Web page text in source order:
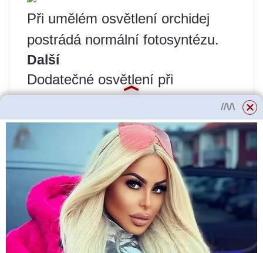
Při umělém osvětlení orchidej
postrádá normální fotosyntézu.
Další
Dodatečné osvětlení při
množství přirozeného světla.
Mělo by to pomoci pouze
prodloužit denní dobu. Například
ráno, dalších pár hodin a večer.
Ale bez denního světlarostlina
nebude žít. Proto výběrem
správného spektra osvětlení